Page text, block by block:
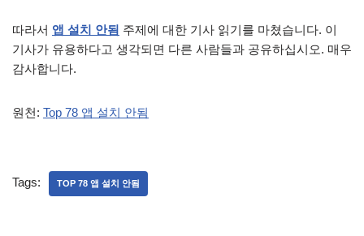
따라서 앱 설치 안됨 주제에 대한 기사 읽기를 마쳤습니다. 이
기사가 유용하다고 생각되면 다른 사람들과 공유하십시오. 매우
감사합니다.
원천: Top 78 앱 설치 안됨
Tags: TOP 78 앱 설치 안됨